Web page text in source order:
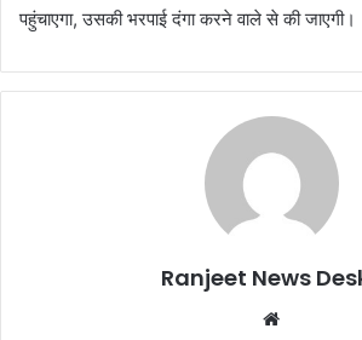
पहुंचाएगा, उसकी भरपाई दंगा करने वाले से की जाएगी।
Ranjeet News